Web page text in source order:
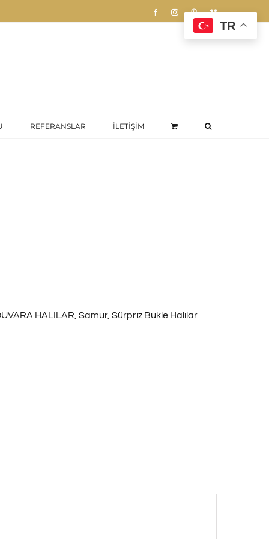
FacebookInstagramPinterestVimeo
REFERANSLAR İLETİŞİM
HALILAR Samur, Sürpriz Bukle Halılar
TR